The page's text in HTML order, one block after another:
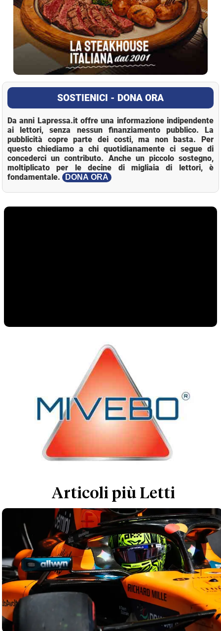
SOSTIENICI - DONA ORA
Da anni Lapressa.it offre una informazione indipendente
ai lettori, senza nessun finanziamento pubblico. La
pubblicità copre parte dei costi, ma non basta. Per
questo chiediamo a chi quotidianamente ci segue di
concederci un contributo. Anche un piccolo sostegno,
moltiplicato per le decine di migliaia di lettori, è
fondamentale.
DONA ORA
Articoli più Letti